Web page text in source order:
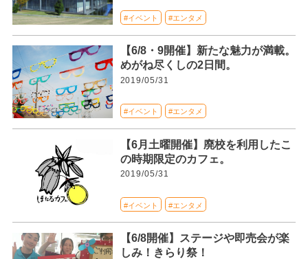
#イベント #エンタメ
【6/8・9開催】新たな魅力が満載。
めがね尽くしの2日間。
2019/05/31
#イベント #エンタメ
【6月土曜開催】廃校を利用したこ
の時期限定のカフェ。
2019/05/31
#イベント #エンタメ
【6/8開催】ステージや即売会が楽
しみ！きらり祭！